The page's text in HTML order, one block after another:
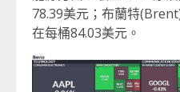
78.39美元；布蘭特
在每桶84.03美元。